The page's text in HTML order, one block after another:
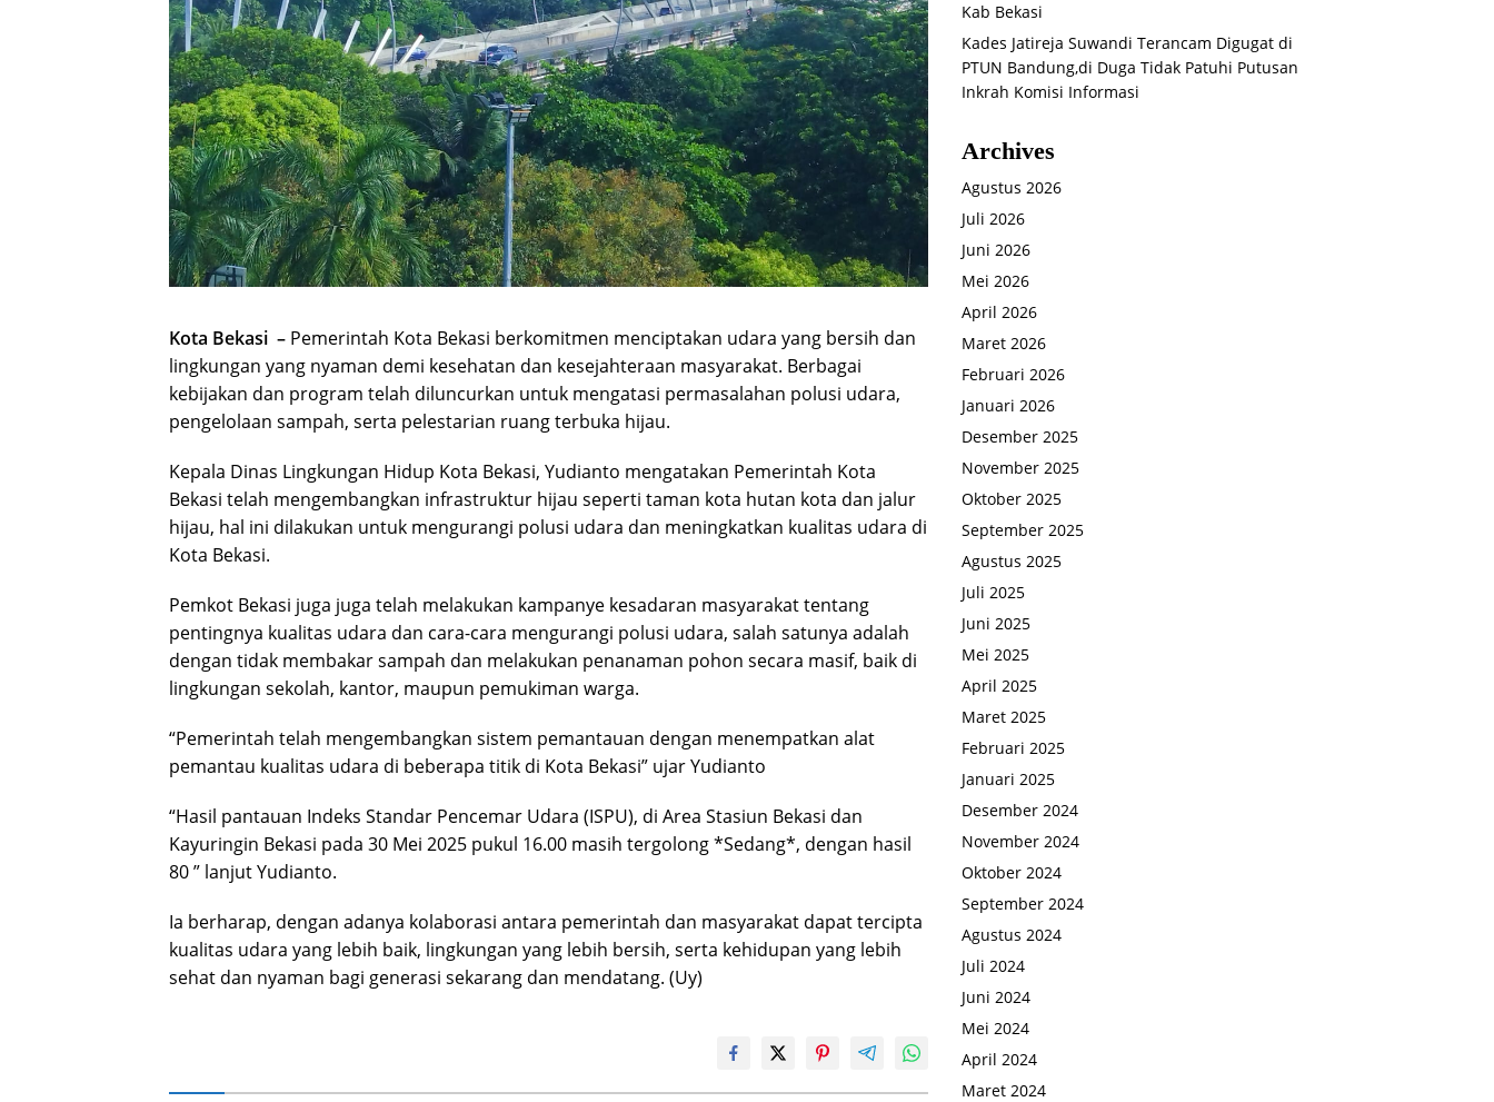
Kota Bekasi – Pemerintah Kota Bekasi berkomitmen menciptakan udara yang bersih dan
lingkungan yang nyaman demi kesehatan dan kesejahteraan masyarakat. Berbagai
kebijakan dan program telah diluncurkan untuk mengatasi permasalahan polusi udara,
pengelolaan sampah, serta pelestarian ruang terbuka hijau.
Kepala Dinas Lingkungan Hidup Kota Bekasi, Yudianto mengatakan Pemerintah Kota
Bekasi telah mengembangkan infrastruktur hijau seperti taman kota hutan kota dan jalur
hijau, hal ini dilakukan untuk mengurangi polusi udara dan meningkatkan kualitas udara di
Kota Bekasi.
Pemkot Bekasi juga juga telah melakukan kampanye kesadaran masyarakat tentang
pentingnya kualitas udara dan cara-cara mengurangi polusi udara, salah satunya adalah
dengan tidak membakar sampah dan melakukan penanaman pohon secara masif, baik di
lingkungan sekolah, kantor, maupun pemukiman warga.
“Pemerintah telah mengembangkan sistem pemantauan dengan menempatkan alat
pemantau kualitas udara di beberapa titik di Kota Bekasi” ujar Yudianto
“Hasil pantauan Indeks Standar Pencemar Udara (ISPU), di Area Stasiun Bekasi dan
Kayuringin Bekasi pada 30 Mei 2025 pukul 16.00 masih tergolong *Sedang*, dengan hasil
80 ” lanjut Yudianto.
Ia berharap, dengan adanya kolaborasi antara pemerintah dan masyarakat dapat tercipta
kualitas udara yang lebih baik, lingkungan yang lebih bersih, serta kehidupan yang lebih
sehat dan nyaman bagi generasi sekarang dan mendatang. (Uy)
Kab Bekasi
Kades Jatireja Suwandi Terancam Digugat di
PTUN Bandung,di Duga Tidak Patuhi Putusan
Inkrah Komisi Informasi
Archives
Agustus 2026
Juli 2026
Juni 2026
Mei 2026
April 2026
Maret 2026
Februari 2026
Januari 2026
Desember 2025
November 2025
Oktober 2025
September 2025
Agustus 2025
Juli 2025
Juni 2025
Mei 2025
April 2025
Maret 2025
Februari 2025
Januari 2025
Desember 2024
November 2024
Oktober 2024
September 2024
Agustus 2024
Juli 2024
Juni 2024
Mei 2024
April 2024
Maret 2024